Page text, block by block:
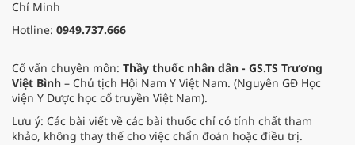
Chí Minh
Hotline: 0949.737.666
Cố vấn chuyên môn: Thầy thuốc nhân dân - GS.TS Trương
Việt Bình – Chủ tịch Hội Nam Y Việt Nam. (Nguyên GĐ Học
viện Y Dược học cổ truyền Việt Nam).
Lưu ý: Các bài viết về các bài thuốc chỉ có tính chất tham
khảo, không thay thế cho việc chẩn đoán hoặc điều trị.